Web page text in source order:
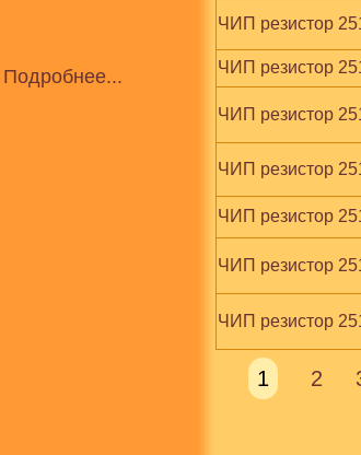
Подробнее...
ЧИП резистор
ЧИП резистор
ЧИП резистор
ЧИП резистор
ЧИП резистор
ЧИП резистор
ЧИП резистор
1 2